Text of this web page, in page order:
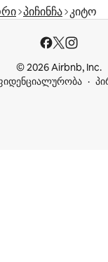
პიჩინჩა კიტო
© 2026 Airbnb, Inc.